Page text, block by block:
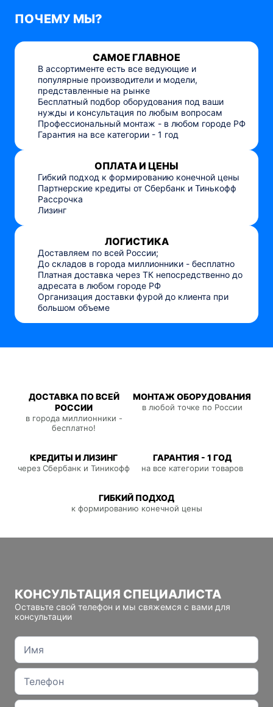
ПОЧЕМУ МЫ?
САМОЕ ГЛАВНОЕ
В ассортименте есть все ведующие и
популярные производители и модели,
представленные на рынке
Бесплатный подбор оборудования под ваши
нужды и консультация по любым вопросам
Профессиональный монтаж - в любом городе РФ
Гарантия на все категории - 1 год
ОПЛАТА И ЦЕНЫ
Гибкий подход к формированию конечной цены
Партнерские кредиты от Сбербанк и Тинькофф
Рассрочка
Лизинг
ЛОГИСТИКА
Доставляем по всей России;
До складов в города миллионники - бесплатно
Платная доставка через ТК непосредственно до
адресата в любом городе РФ
Организация доставки фурой до клиента при
большом объеме
ДОСТАВКА ПО ВСЕЙ
РОССИИ
в города миллионники -
бесплатно!
МОНТАЖ ОБОРУДОВАНИЯ
в любой точке по России
КРЕДИТЫ И ЛИЗИНГ
через Сбербанк и Тиникофф
ГАРАНТИЯ - 1 ГОД
на все категории товаров
ГИБКИЙ ПОДХОД
к формированию конечной цены
КОНСУЛЬТАЦИЯ СПЕЦИАЛИСТА
Оставьте свой телефон и мы свяжемся с вами для
консультации